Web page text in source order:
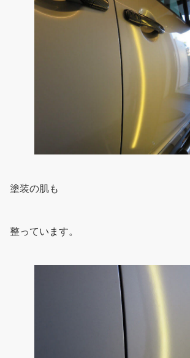
塗装の肌も
整っています。